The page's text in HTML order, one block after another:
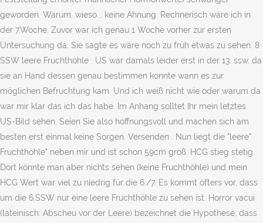
geworden. Warum, wieso... keine Ahnung. Rechnerisch wäre ich in
der 7.Woche. Zuvor war ich genau 1 Woche vorher zur ersten
Untersuchung da. Sie sagte es wäre noch zu früh etwas zu sehen. 8
SSW leere Fruchthöhle . US war damals leider erst in der 13. ssw. da
sie an Hand dessen genau bestimmen konnte wann es zur
möglichen Befruchtung kam. Und ich weiß nicht wie oder warum da
war mir klar das ich das habe. Im Anhang solltet Ihr mein letztes
US-Bild sehen. Seien Sie also hoffnungsvoll und machen sich am
besten erst einmal keine Sorgen. Versenden . Nun liegt die "leere"
Fruchthöhle" neben mir und ist schon 59cm groß. HCG stieg stetig.
Dort könnte man aber nichts sehen (keine Fruchthöhle) und mein
HCG Wert war viel zu niedrig für die 6./7. Es kommt öfters vor, dass
um die 6.SSW nur eine leere Fruchthöhle zu sehen ist. Horror vacui
(lateinisch: Abscheu vor der Leere) bezeichnet die Hypothese, dass